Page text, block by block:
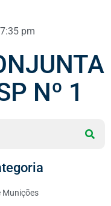
7:35 pm
Nº 1
Munições